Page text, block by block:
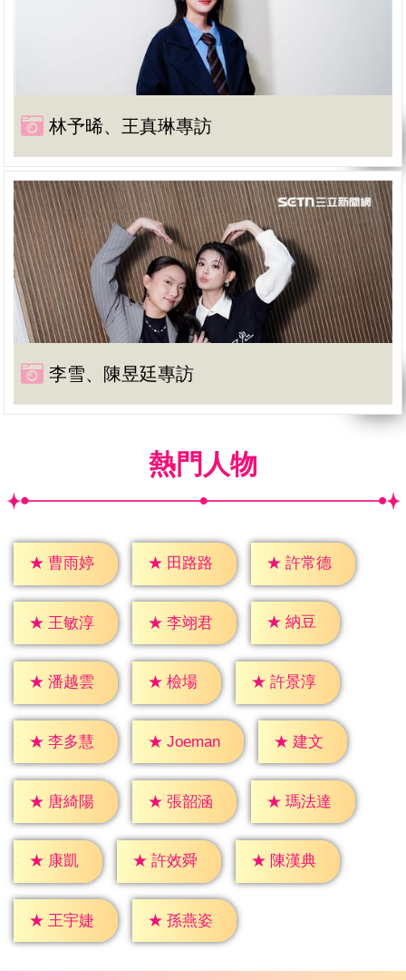
林予晞、王真琳專訪
李雪、陳昱廷專訪
熱門人物
★ 曹雨婷 ★ 田路路 ★ 許常德
★ 王敏淳 ★ 李翊君 ★ 納豆
★ 潘越雲 ★ 檢場 ★ 許景淳
★ 李多慧 ★ Joeman ★ 建文
★ 唐綺陽 ★ 張韶涵 ★ 瑪法達
★ 康凱 ★ 許效舜 ★ 陳漢典
★ 王宇婕 ★ 孫燕姿